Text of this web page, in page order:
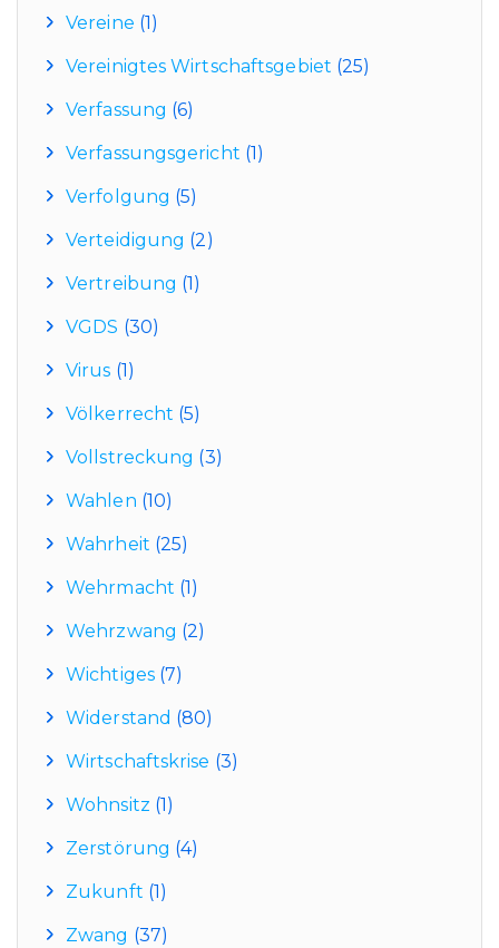
Vereine (1)
Vereinigtes Wirtschaftsgebiet (25)
Verfassung (6)
Verfassungsgericht (1)
Verfolgung (5)
Verteidigung (2)
Vertreibung (1)
VGDS (30)
Virus (1)
Völkerrecht (5)
Vollstreckung (3)
Wahlen (10)
Wahrheit (25)
Wehrmacht (1)
Wehrzwang (2)
Wichtiges(7)
Widerstand (80)
Wirtschaftskrise (3)
Wohnsitz (1)
Zerstörung (4)
Zukunft (1)
Zwang (37)